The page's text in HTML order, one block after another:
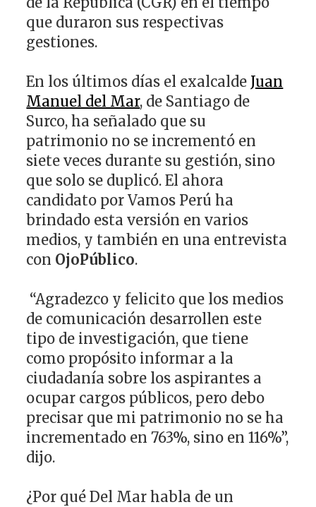
que duraron sus respectivas
gestiones.
En los últimos días el exalcalde Juan
Manuel del Mar, de Santiago de
Surco, ha señalado que su
patrimonio no se incrementó en
siete veces durante su gestión, sino
que solo se duplicó. El ahora
candidato por Vamos Perú ha
brindado esta versión en varios
medios, y también en una entrevista
con OjoPúblico.
“Agradezco y felicito que los medios
de comunicación desarrollen este
tipo de investigación, que tiene
como propósito informar a la
ciudadanía sobre los aspirantes a
ocupar cargos públicos, pero debo
precisar que mi patrimonio no se ha
incrementado en 763%, sino en 116%”,
dijo.
¿Por qué Del Mar habla de un